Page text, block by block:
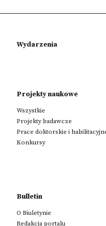
Wydarzenia
Projekty naukowe
Wszystkie
Projekty badawcze
Prace doktorskie i
Konkursy
Bulletin
O Biuletynie
Redakcja portalu